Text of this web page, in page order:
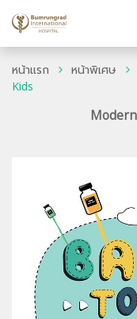
หน้าแรก หน้าพิเศษ
Kids